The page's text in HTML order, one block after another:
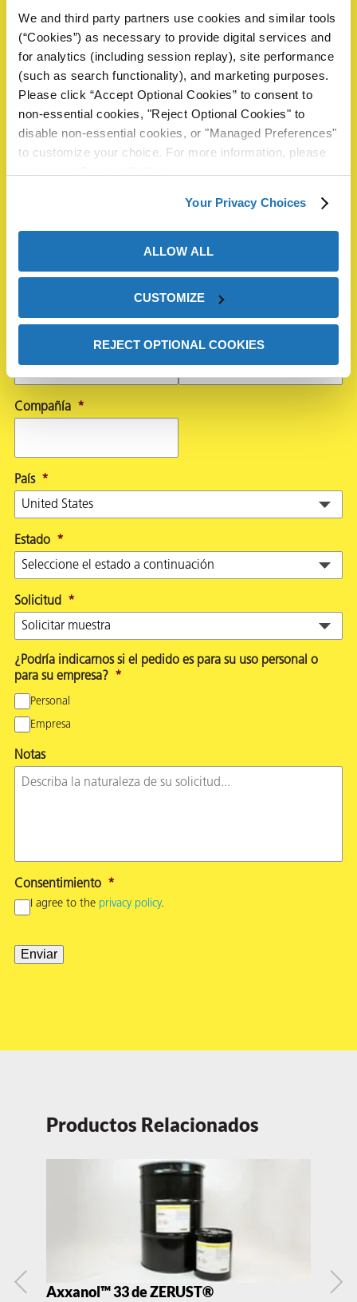
We and third party partners use cookies and similar tools
(“Cookies”) as necessary to provide digital services and
for analytics (including session replay), site performance
(such as search functionality), and marketing purposes.
Please click “Accept Optional Cookies” to consent to
non-essential cookies, "Reject Optional Cookies" to
disable non-essential cookies, or "Managed Preferences"
to customize your choice. For more information, please
Your Privacy Choices
ALLOW ALL
CUSTOMIZE
REJECT OPTIONAL COOKIES
Solicitar Información
Complete el siguiente formulario para solicitar una muestra
o información. Un representante de ZERUST® revisará su
solicitud y responderá dentro de 1 día hábil.
First
Compañía *
País *
Estado *
Solicitud *
¿Podría indicarnos si el pedido es para su uso personal o
para su empresa? *
Personal
Empresa
Notas
Consentimiento *
I agree to the privacy policy.
Enviar
Productos Relacionados
Axxanol™ 33 de ZERUST®